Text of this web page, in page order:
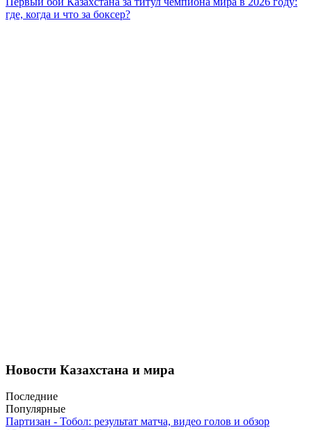
где, когда и что за боксер?
Новости Казахстана и мира
Последние
Популярные
Партизан - Тобол: результат матча, видео голов и обзор